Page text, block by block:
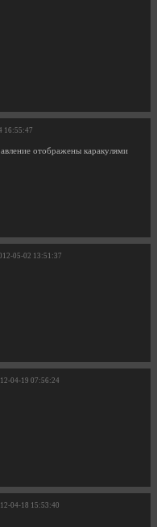
16:55:47
отображены каракулями
05-02 13:51:37
04-19 07:56:24
04-18 15:53:40